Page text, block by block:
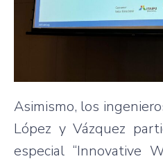
Asimismo, los
López y Vázquez
especial “Innovative